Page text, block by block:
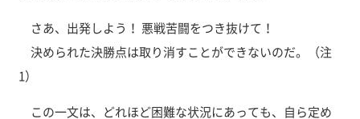
さあ、出発しよう！ 悪戦苦闘をつき抜けて！
決められた決勝点は取り消すことができないのだ。（注
1）
この一文は、どれほど困難な状況にあっても、自ら定め